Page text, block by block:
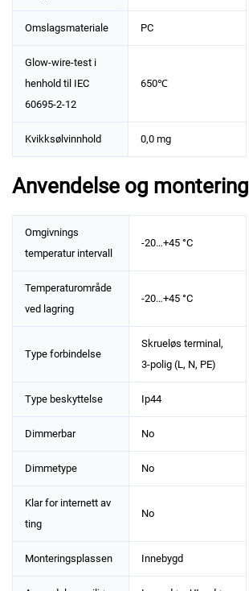
Omslagsmateriale PC
Glow-wire-test i
henhold til IEC
60695-2-12
650℃
Kvikksølvinnhold 0,0 mg
Anvendelse og montering
Omgivnings
temperatur intervall
-20…+45 °C
Temperaturområde
ved lagring
-20…+45 °C
Type forbindelse
Skrueløs terminal,
3-polig (L, N, PE)
Type beskyttelse Ip44
Dimmerbar No
Dimmetype No
Klar for internett av
ting
No
Monteringsplassen Innebygd